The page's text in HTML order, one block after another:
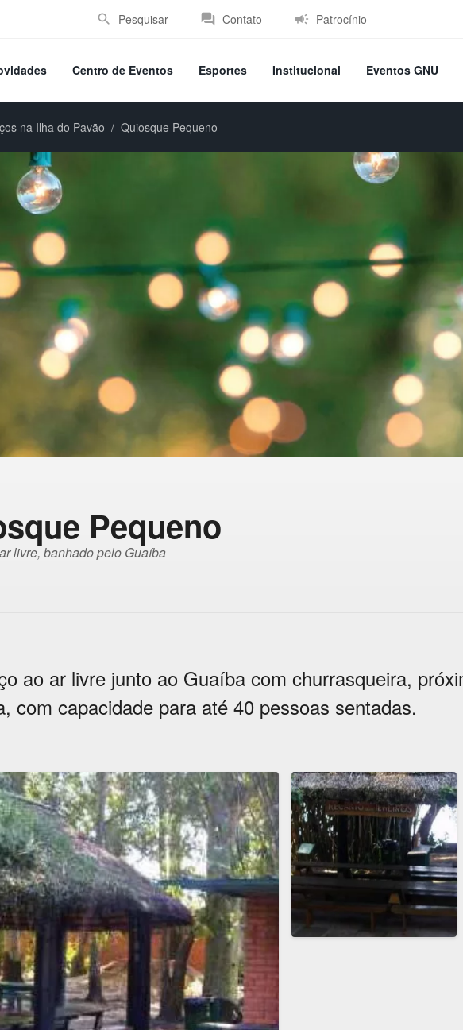
Centro de Eventos Esportes Institucional Eventos GNU
Pesquisar Contato Patrocínio
na Ilha do Pavão Quiosque Pequeno
Pequeno
livre, banhado pelo Guaíba
ao ar livre junto ao Guaíba com churrasqueira,
com capacidade para até 40 pessoas sentadas.